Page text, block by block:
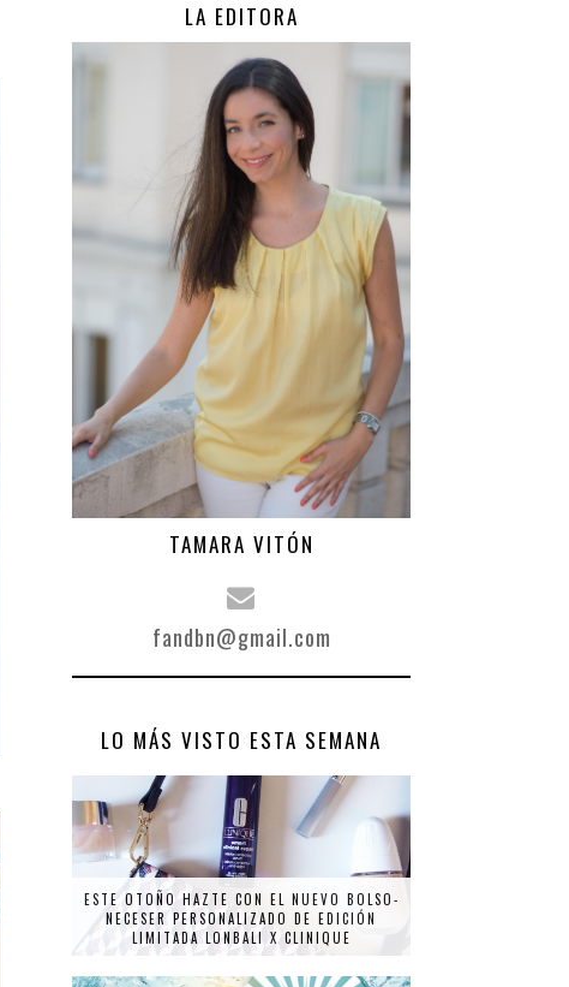
LA EDITORA
TAMARA VITÓN
fandbn@gmail.com
LO MÁS VISTO ESTA SEMANA
ESTE OTOÑO HAZTE CON EL NUEVO BOLSO-
NECESER PERSONALIZADO DE EDICIÓN
LIMITADA LONBALI X CLINIQUE